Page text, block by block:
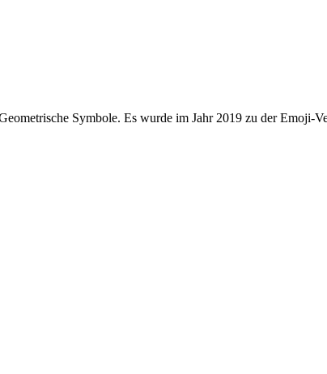
Symbole. Es wurde im Jahr 2019 zu der Emoji-